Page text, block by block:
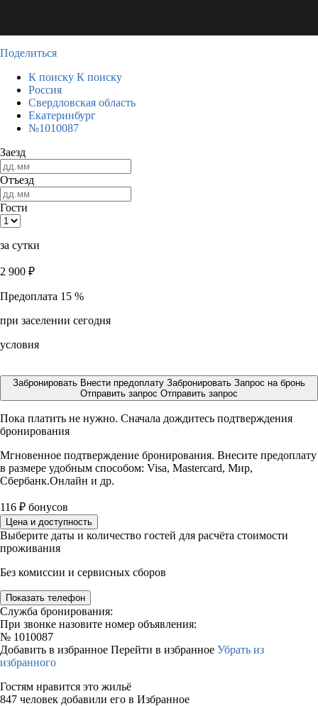
Поделиться
К поиску К поиску
Россия
Свердловская область
Екатеринбург
№1010087
Заезд
Отъезд
Гости
за сутки
2 900 ₽
Предоплата 15 %
при заселении сегодня
условия
Забронировать Внести предоплату Забронировать Запрос на бронь
Отправить запрос Отправить запрос
Пока платить не нужно. Сначала дождитесь подтверждения
бронирования
Мгновенное подтверждение бронирования. Внесите предоплату
в размере удобным способом: Visa, Mastercard, Мир,
Сбербанк.Онлайн и др.
116 ₽ бонусов
Цена и доступность
Выберите даты и количество гостей для расчёта стоимости
проживания
Без комиссии и сервисных сборов
Показать телефон
Служба бронирования:
При звонке назовите номер объявления:
№ 1010087
Добавить в избранное Перейти в избранное Убрать из
избранного
Гостям нравится это жильё
847 человек добавили его в Избранное